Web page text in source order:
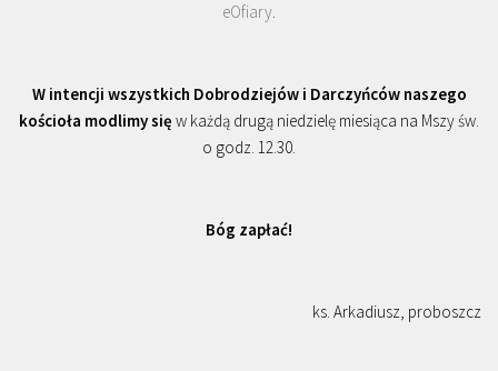
eOfiary.
W intencji wszystkich Dobrodziejów i Darczyńców naszego
kościoła modlimy się w każdą drugą niedzielę miesiąca na Mszy św.
o godz. 12.30.
Bóg zapłać!
ks. Arkadiusz, proboszcz